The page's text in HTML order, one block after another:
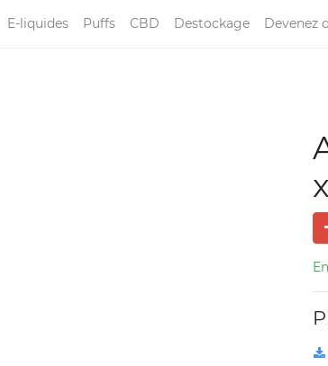
E-liquides Puffs CBD Destockage Devenez